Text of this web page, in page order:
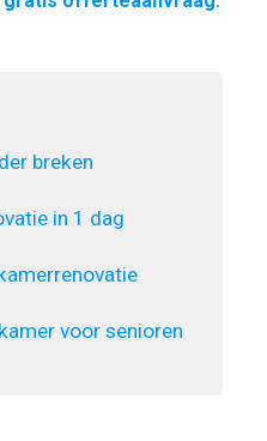
breken
in 1 dag
voor senioren